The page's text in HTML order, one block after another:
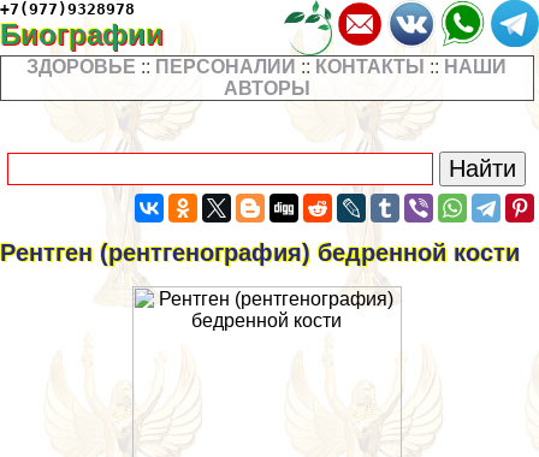
+7(977)9328978
Биографии
ЗДОРОВЬЕ :: ПЕРСОНАЛИИ :: КОНТАКТЫ :: НАШИ
АВТОРЫ
Рентген (рентгенография) бедренной кости